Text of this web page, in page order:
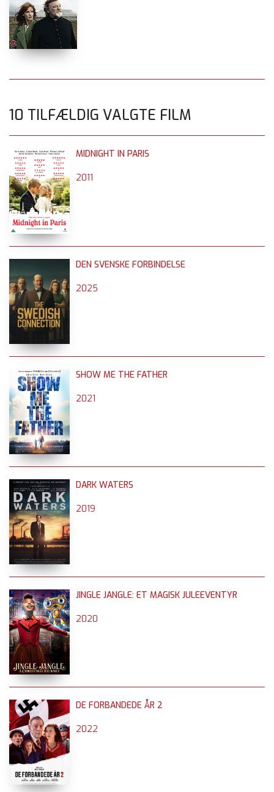
10 TILFÆLDIG VALGTE FILM
MIDNIGHT IN PARIS
2011
DEN SVENSKE FORBINDELSE
2025
SHOW ME THE FATHER
2021
DARK WATERS
2019
JINGLE JANGLE: ET MAGISK JULEEVENTYR
2020
DE FORBANDEDE ÅR 2
2022